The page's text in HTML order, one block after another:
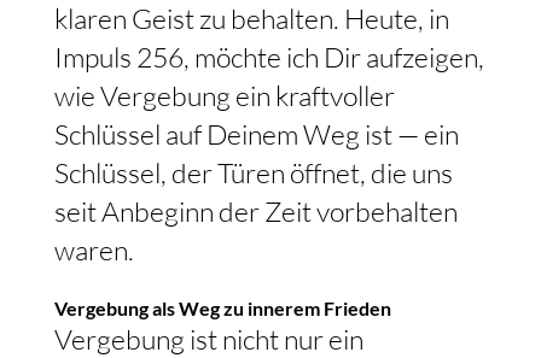
klaren Geist zu behalten. Heute, in
Impuls 256, möchte ich Dir aufzeigen,
wie Vergebung ein kraftvoller
Schlüssel auf Deinem Weg ist — ein
Schlüssel, der Türen öffnet, die uns
seit Anbeginn der Zeit vorbehalten
waren.
Vergebung als Weg zu innerem Frieden
Vergebung ist nicht nur ein